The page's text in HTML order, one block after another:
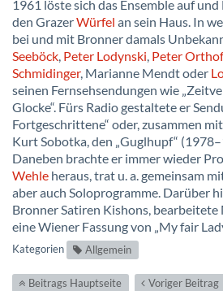
1961 löste sich das Ensemble auf
den GrazerWürfel an sein Haus. In
bei und mit Bronner damals
Seeböck, Peter Lodynski, Peter
Schmidinger, Marianne Mendt oder
seinen Fernsehsendungen wie
Glocke“. Fürs Radio gestaltete er
Fortgeschrittene“ oder, zusammen
Kurt Sobotka, den „Guglhupf“
Daneben brachte er immer wieder
Wehle heraus, trat u. a. gemeinsam
aber auch Soloprogramme. Darüber
Bronner Satiren Kishons, bearbeitete
eine Wiener Fassung von „My fair
Kategorien Allgemein
Beitrags Hauptseite Voriger Beitrag